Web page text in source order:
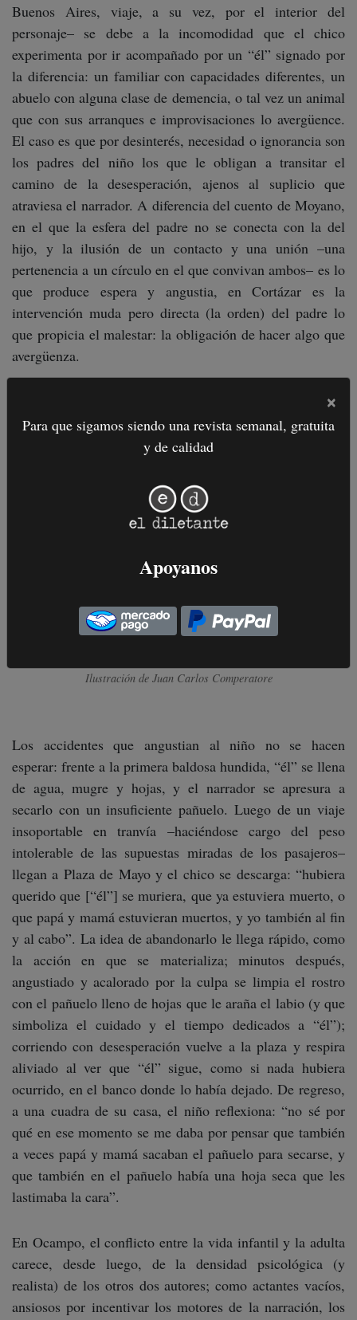
Buenos Aires, viaje, a su vez, por el interior del
personaje– se debe a la incomodidad que el chico
experimenta por ir acompañado por un “él” signado por
la diferencia: un familiar con capacidades diferentes, un
abuelo con alguna clase de demencia, o tal vez un animal
que con sus arranques e improvisaciones lo avergüence.
El caso es que por desinterés, necesidad o ignorancia son
los padres del niño los que le obligan a transitar el
camino de la desesperación, ajenos al suplicio que
atraviesa el narrador. A diferencia del cuento de Moyano,
en el que la esfera del padre no se conecta con la del
hijo, y la ilusión de un contacto y una unión –una
pertenencia a un círculo en el que convivan ambos– es lo
que produce espera y angustia, en Cortázar es la
intervención muda pero directa (la orden) del padre lo
que propicia el malestar: la obligación de hacer algo que
avergüenza.
Ilustración de Juan Carlos Comperatore
Los accidentes que angustian al niño no se hacen
esperar: frente a la primera baldosa hundida, “él” se llena
de agua, mugre y hojas, y el narrador se apresura a
secarlo con un insuficiente pañuelo. Luego de un viaje
insoportable en tranvía –haciéndose cargo del peso
intolerable de las supuestas miradas de los pasajeros–
llegan a Plaza de Mayo y el chico se descarga: “hubiera
querido que [“él”] se muriera, que ya estuviera muerto, o
que papá y mamá estuvieran muertos, y yo también al fin
y al cabo”. La idea de abandonarlo le llega rápido, como
la acción en que se materializa; minutos después,
angustiado y acalorado por la culpa se limpia el rostro
con el pañuelo lleno de hojas que le araña el labio (y que
simboliza el cuidado y el tiempo dedicados a “él”);
corriendo con desesperación vuelve a la plaza y respira
aliviado al ver que “él” sigue, como si nada hubiera
ocurrido, en el banco donde lo había dejado. De regreso,
a una cuadra de su casa, el niño reflexiona: “no sé por
qué en ese momento se me daba por pensar que también
a veces papá y mamá sacaban el pañuelo para secarse, y
que también en el pañuelo había una hoja seca que les
lastimaba la cara”.
En Ocampo, el conflicto entre la vida infantil y la adulta
carece, desde luego, de la densidad psicológica (y
realista) de los otros dos autores; como actantes vacíos,
ansiosos por incentivar los motores de la narración, los
×
Para que sigamos siendo una revista semanal, gratuita
y de calidad
Apoyanos